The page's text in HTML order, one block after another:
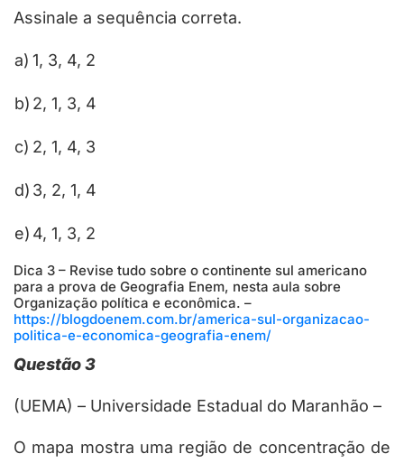
Assinale a sequência correta.
a) 1, 3, 4, 2
b) 2, 1, 3, 4
c) 2, 1, 4, 3
d) 3, 2, 1, 4
e) 4, 1, 3, 2
Dica 3 – Revise tudo sobre o continente sul americano
para a prova de Geografia Enem, nesta aula sobre
Organização política e econômica. –
https://blogdoenem.com.br/america-sul-organizacao-
politica-e-economica-geografia-enem/
Questão 3
(UEMA) – Universidade Estadual do Maranhão –
O mapa mostra uma região de concentração de